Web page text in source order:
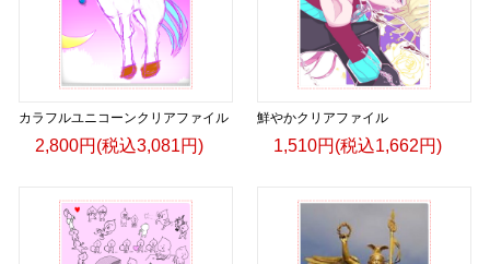
カラフルユニコーンクリアファイル
2,800円(税込3,081円)
鮮やかクリアファイル
1,510円(税込1,662円)